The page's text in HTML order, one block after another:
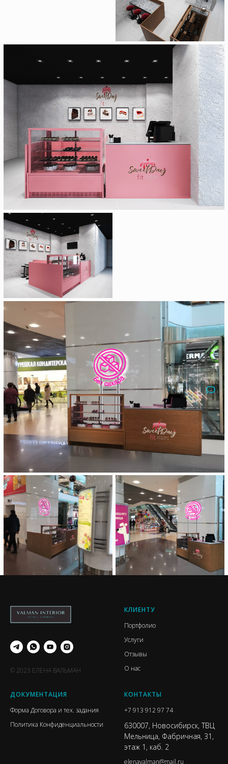
© 2023 ЕЛЕНА ВАЛЬМАН
КЛИЕНТУ
Портфолио
Услуги
Отзывы
О нас
ДОКУМЕНТАЦИЯ
Форма Договора и тех. задания
Политика Конфиденциальности
КОНТАКТЫ
+7 913 912 97 74
630007, Новосибирск, ТВЦ
Мельница, Фабричная, 31,
этаж 1, каб. 2
elenavalman@mail.ru